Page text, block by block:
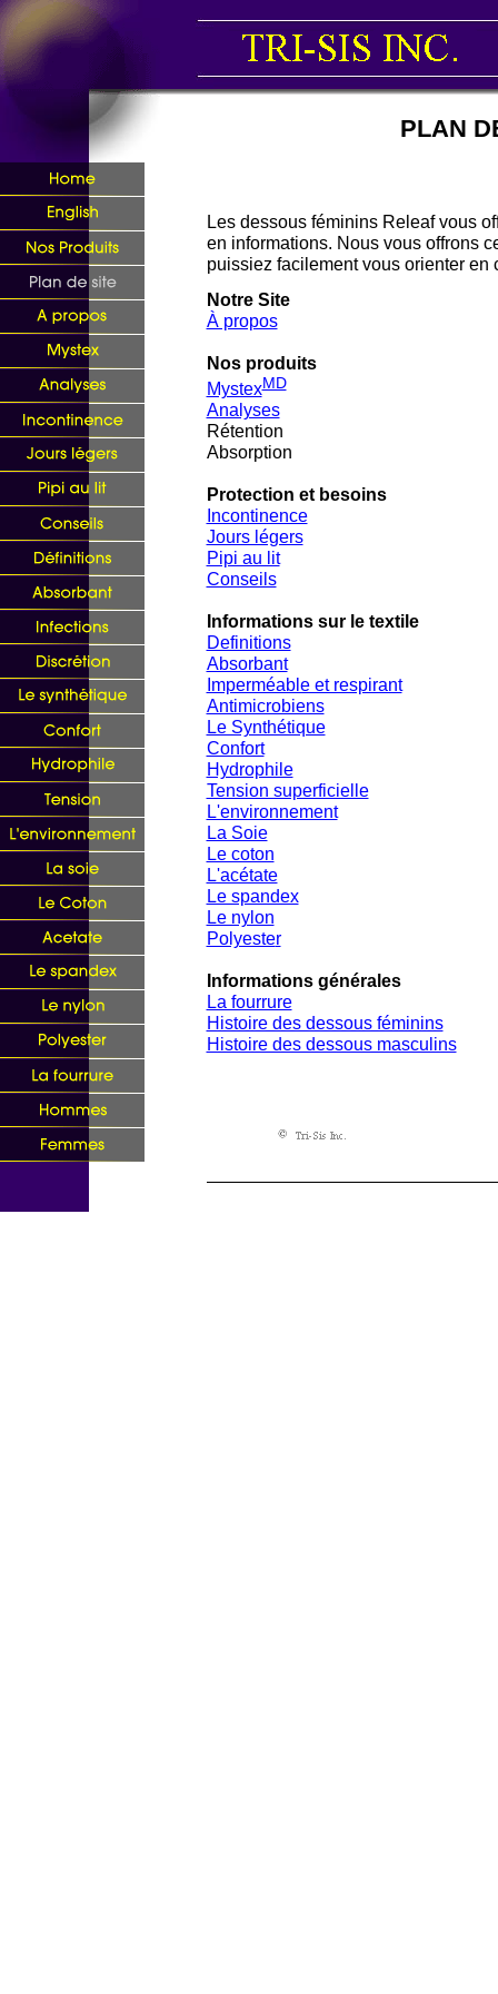
PLAN
Les dessous féminins Releaf vous
en informations. Nous vous offrons
puissiez facilement vous orienter en
Notre Site
À propos
Nos produits
MystexMD
Analyses
Rétention
Absorption
Protection et besoins
Incontinence
Jours légers
Pipi au lit
Conseils
Informations sur le textile
Definitions
Absorbant
Imperméable et respirant
Antimicrobiens
Le Synthétique
Confort
Hydrophile
Tension superficielle
L'environnement
La Soie
Le coton
L'acétate
Le spandex
Le nylon
Polyester
Informations générales
La fourrure
Histoire des dessous féminins
Histoire des dessous masculins